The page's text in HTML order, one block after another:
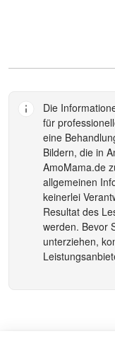
Die
für
eine
Bildern, die in
AmoMama.de
allgemeinen
keinerlei
Resultat des
werden. Bevor
unterziehen,